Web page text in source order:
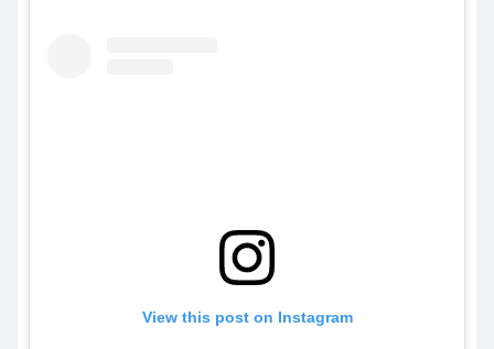
View this post on Instagram